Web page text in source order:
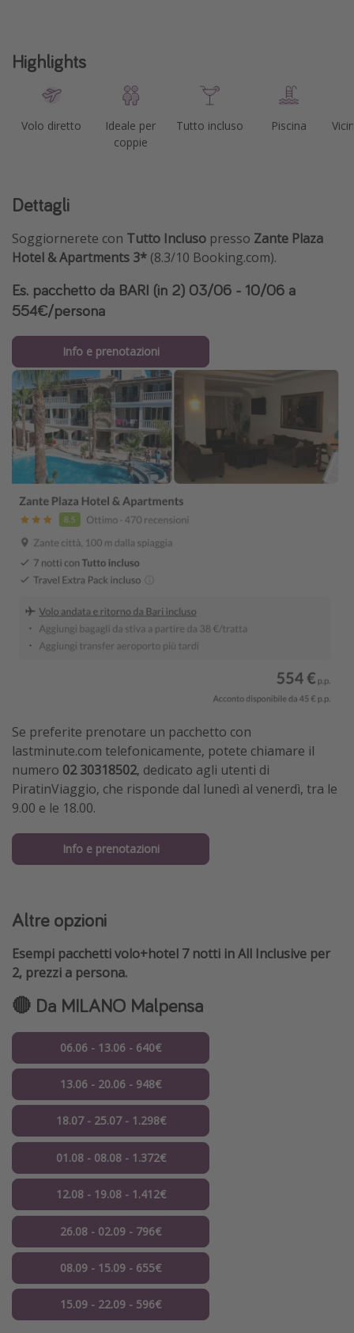
Highlights
Volo diretto
Ideale per
coppie
Tutto incluso Piscina
Dettagli
Soggiornerete con Tutto Incluso presso Zante Plaza
Hotel & Apartments 3* (8.3/10 Booking.com).
Es. pacchetto da BARI (in 2) 03/06 - 10/06 a
554€/persona
Info e prenotazioni
Se preferite prenotare un pacchetto con
lastminute.com telefonicamente, potete chiamare il
numero 02 30318502, dedicato agli utenti di
PiratinViaggio, che risponde dal lunedì al venerdì, tra le
9.00 e le 18.00.
Info e prenotazioni
Altre opzioni
Esempi pacchetti volo+hotel 7 notti in All Inclusive per
2, prezzi a persona.
🔴 Da MILANO Malpensa
06.06 - 13.06 - 640€
13.06 - 20.06 - 948€
18.07 - 25.07 - 1.298€
01.08 - 08.08 - 1.372€
12.08 - 19.08 - 1.412€
26.08 - 02.09 - 796€
08.09 - 15.09 - 655€
15.09 - 22.09 - 596€